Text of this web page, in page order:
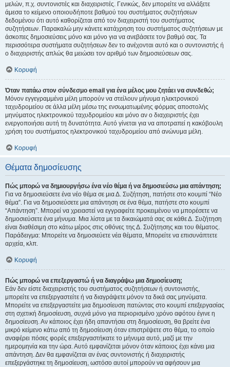
μελών, π.χ. συντονιστές και διαχειριστές. Γενικώς, δεν μπορείτε να αλλάξετε
άμεσα το κείμενο οποιουδήποτε βαθμού του συστήματος συζητήσεων
δεδομένου ότι αυτό καθορίζεται από τον διαχειριστή του συστήματος
συζητήσεων. Παρακαλώ μην κάνετε κατάχρηση του συστήματος συζητήσεων με
άσκοπες δημοσιεύσεις μόνο και μόνο για να ανεβάσετε τον βαθμό σας. Τα
περισσότερα συστήματα συζητήσεων δεν το ανέχονται αυτό και ο συντονιστής ή
ο διαχειριστής απλώς θα μειώσει τον αριθμό των δημοσιεύσεων σας.
Κορυφή
Όταν πατάω στον σύνδεσμο email για ένα μέλος μου ζητάει να συνδεθώ;
Μόνον εγγεγραμμένα μέλη μπορούν να στείλουν μήνυμα ηλεκτρονικού
ταχυδρομείου σε άλλα μέλη μέσω της ενσωματωμένης φόρμας αποστολής
μηνύματος ηλεκτρονικού ταχυδρομείου και μόνο αν ο διαχειριστής έχει
ενεργοποιήσει αυτή τη δυνατότητα. Αυτό γίνεται για να αποτραπεί η κακόβουλη
χρήση του συστήματος ηλεκτρονικού ταχυδρομείου από ανώνυμα μέλη.
Κορυφή
Θέματα δημοσίευσης
Πώς μπορώ να δημιουργήσω ένα νέο θέμα ή να δημοσιεύσω μια απάντηση;
Για να δημοσιεύσετε ένα νέο θέμα σε μια Δ. Συζήτηση, πατήστε στο κουμπί “Νέο
θέμα”. Για να δημοσιεύσετε μια απάντηση σε ένα θέμα, πατήστε στο κουμπί
“Απάντηση”. Μπορεί να χρειαστεί να εγγραφείτε προκειμένου να μπορέσετε να
δημοσιεύσετε ένα μήνυμα. Μια λίστα με τα δικαιώματά σας σε κάθε Δ. Συζήτηση
είναι διαθέσιμη στο κάτω μέρος στις οθόνες της Δ. Συζήτησης και του θέματος.
Παράδειγμα: Μπορείτε να δημοσιεύετε νέα θέματα, Μπορείτε να επισυνάπτετε
αρχεία, κλπ.
Κορυφή
Πώς μπορώ να επεξεργαστώ ή να διαγράψω μια δημοσίευση;
Εάν δεν είστε διαχειριστής του συστήματος συζητήσεων ή συντονιστής,
μπορείτε να επεξεργαστείτε ή να διαγράψετε μόνον τα δικά σας μηνύματα.
Μπορείτε να επεξεργαστείτε μια δημοσίευση πατώντας στο κουμπί επεξεργασίας
στη σχετική δημοσίευση, συχνά μόνο για περιορισμένο χρόνο αφότου έγινε η
δημοσίευση. Αν κάποιος έχει ήδη απαντήσει στη δημοσίευση, θα βρείτε ένα
μικρό κείμενο κάτω από τη δημοσίευση όταν επιστρέψετε στο θέμα, το οποίο
αναφέρει πόσες φορές επεξεργαστήκατε το μήνυμα αυτό, μαζί με την
ημερομηνία και την ώρα. Αυτό εμφανίζεται μόνον όταν κάποιος έχει κάνει μια
απάντηση. Δεν θα εμφανίζεται αν ένας συντονιστής ή διαχειριστής
επεξεργάστηκε τη δημοσίευση, ωστόσο αυτοί μπορούν να αφήσουν μια